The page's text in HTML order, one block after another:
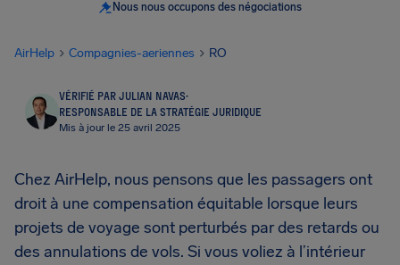
Nous nous occupons des négociations
AirHelp Compagnies-aeriennes RO
VÉRIFIÉ PAR JULIAN NAVAS·
RESPONSABLE DE LA STRATÉGIE JURIDIQUE
Mis à jour le 25 avril 2025
Chez AirHelp, nous pensons que les passagers ont
droit à une compensation équitable lorsque leurs
projets de voyage sont perturbés par des retards ou
des annulations de vols. Si vous voliez à l’intérieur